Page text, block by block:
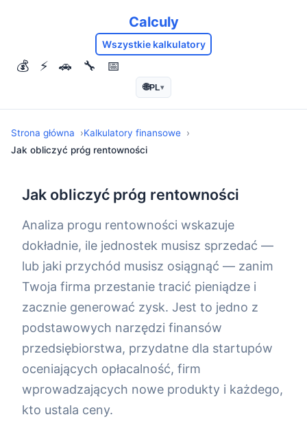
Calculy
Wszystkie kalkulatory
💰 ⚡ 🚗 🔧 📅
🌐PL▾
Strona główna
Kalkulatory finansowe
Jak obliczyć próg rentowności
Jak obliczyć próg rentowności
Analiza progu rentowności wskazuje
dokładnie, ile jednostek musisz sprzedać —
lub jaki przychód musisz osiągnąć — zanim
Twoja firma przestanie tracić pieniądze i
zacznie generować zysk. Jest to jedno z
podstawowych narzędzi finansów
przedsiębiorstwa, przydatne dla startupów
oceniających opłacalność, firm
wprowadzających nowe produkty i każdego,
kto ustala ceny.